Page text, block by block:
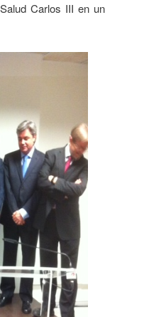
Carlos III en un